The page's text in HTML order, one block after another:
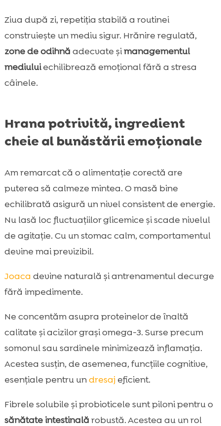
Ziua după zi, repetiția stabilă a routinei
construiește un mediu sigur. Hrănire regulată,
zone de odihnă adecvate șimanagementul
mediuluiechilibrează emoțional fără a stresa
câinele.
Hrana potrivită, ingredient
cheie al bunăstării emoționale
Am remarcat că o alimentație corectă are
puterea să calmeze mintea. O masă bine
echilibrată asigură un nivel consistent de energie.
Nu lasă loc fluctuațiilor glicemice și scade nivelul
de agitație. Cu un stomac calm, comportamentul
devine mai previzibil.
Joaca devine naturală și antrenamentul decurge
fără impedimente.
Ne concentăm asupra proteinelor de înaltă
calitate și acizilor grași omega-3. Surse precum
somonul sau sardinele minimizează inflamația.
Acestea susțin, de asemenea, funcțiile cognitive,
esențiale pentru undresajeficient.
Fibrele solubile și probioticele sunt piloni pentru o
sănătate intestinală robustă. Acestea au un rol